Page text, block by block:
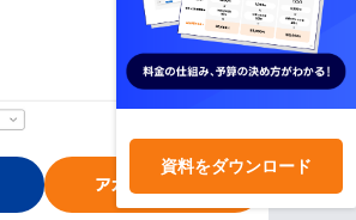
アカウント開設
ログイン
資料をダウンロード